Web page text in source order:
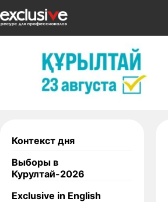
Контекст дня
Выборы в
Курултай-2026
Exclusive in English